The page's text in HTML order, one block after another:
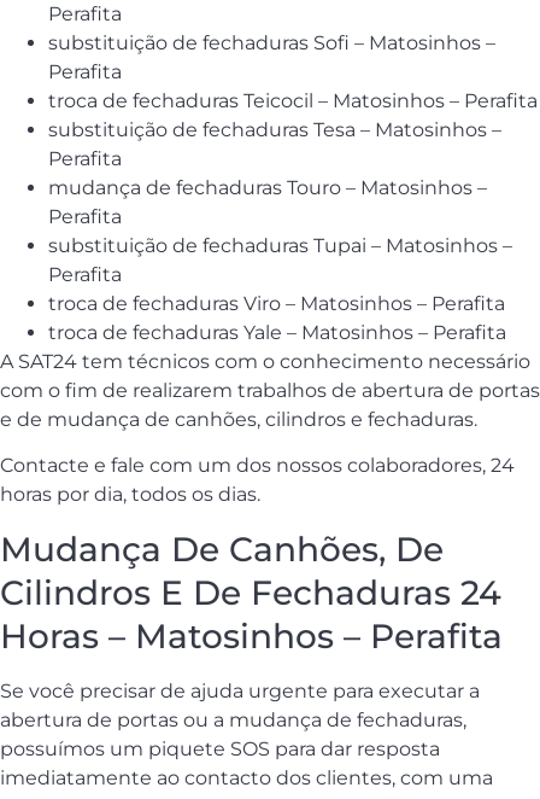
Perafita
substituição de fechaduras Sofi – Matosinhos –
Perafita
troca de fechaduras Teicocil – Matosinhos – Perafita
substituição de fechaduras Tesa – Matosinhos –
Perafita
mudança de fechaduras Touro – Matosinhos –
Perafita
substituição de fechaduras Tupai – Matosinhos –
Perafita
troca de fechaduras Viro – Matosinhos – Perafita
troca de fechaduras Yale – Matosinhos – Perafita
A SAT24 tem técnicos com o conhecimento necessário
com o fim de realizarem trabalhos de abertura de portas
e de mudança de canhões, cilindros e fechaduras.
Contacte e fale com um dos nossos colaboradores, 24
horas por dia, todos os dias.
Mudança De Canhões, De
Cilindros E De Fechaduras 24
Horas – Matosinhos – Perafita
Se você precisar de ajuda urgente para executar a
abertura de portas ou a mudança de fechaduras,
possuímos um piquete SOS para dar resposta
imediatamente ao contacto dos clientes, com uma